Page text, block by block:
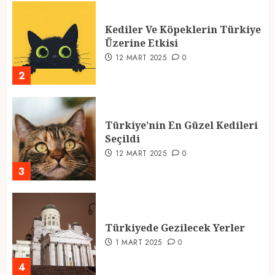
2
Kediler Ve Köpeklerin Türkiye
Üzerine Etkisi
12 MART 2025 0
3
Türkiye’nin En Güzel Kedileri
Seçildi
12 MART 2025 0
4
Türkiyede Gezilecek Yerler
1 MART 2025 0